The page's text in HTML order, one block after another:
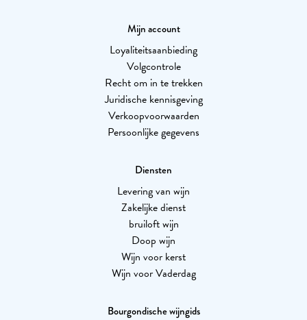
Mijn account
Loyaliteitsaanbieding
Volgcontrole
Recht om in te trekken
Juridische kennisgeving
Verkoopvoorwaarden
Persoonlijke gegevens
Diensten
Levering van wijn
Zakelijke dienst
bruiloft wijn
Doop wijn
Wijn voor kerst
Wijn voor Vaderdag
Bourgondische wijngids